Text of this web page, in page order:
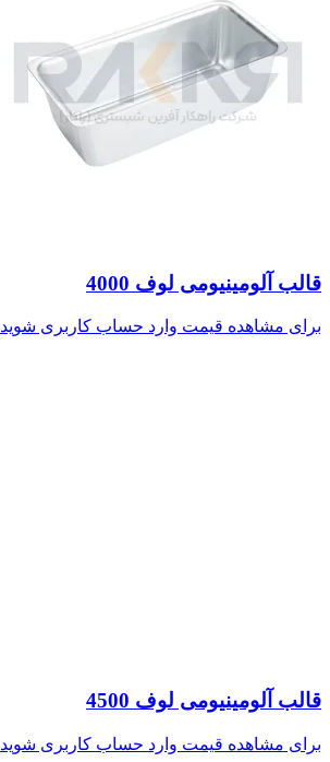
قالب آلومینیومی لوف 4000
برای مشاهده قیمت وارد حساب کاربری شوید
قالب آلومینیومی لوف 4500
برای مشاهده قیمت وارد حساب کاربری شوید